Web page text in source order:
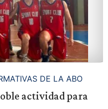
DE LA ABO
actividad para